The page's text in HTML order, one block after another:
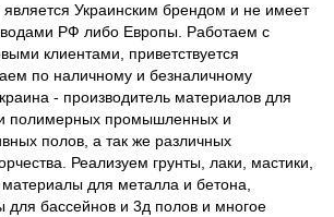
Украинским брендом и не имеет
РФ либо Европы. Работаем с
клиентами, приветствуется
по наличному и безналичному
- производитель материалов для
полимерных промышленных и
полов, а так же различных
Реализуем грунты, лаки, мастики,
для металла и бетона,
для бассейнов и 3д полов и многое